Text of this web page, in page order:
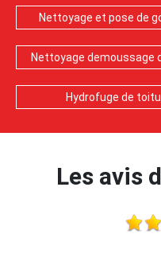
Nettoyage et pose de
Nettoyage demoussage
Hydrofuge de
Les avis